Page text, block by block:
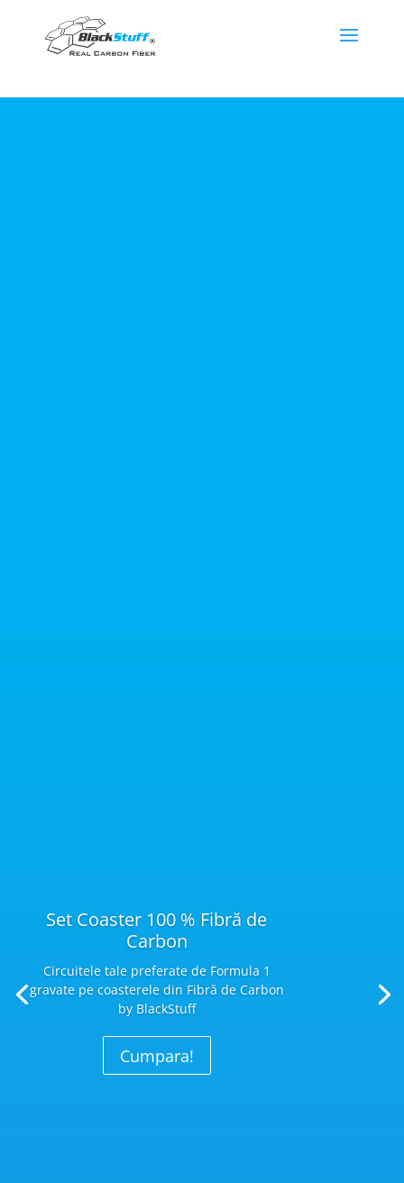
Set Coaster 100 % Fibră de
Carbon
Circuitele tale preferate de Formula 1
gravate pe coasterele din Fibră de Carbon
by BlackStuff
Cumpara!